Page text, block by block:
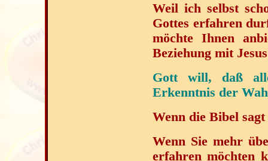
Weil ich selbst
Gottes erfahren
möchte Ihnen
Beziehung mit
Gott will, daß
Erkenntnis der
Wenn die Bibel sagt
Wenn Sie mehr
erfahren möchten